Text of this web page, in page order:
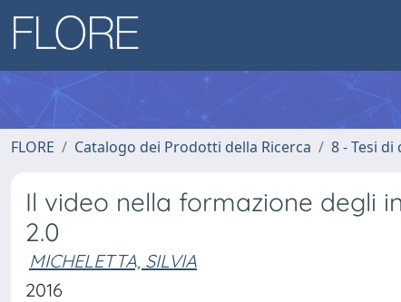
FLORE Catalogo dei Prodotti della Ricerca 8 - Tesi
Il video nella formazione degli
2.0
MICHELETTA, SILVIA
2016